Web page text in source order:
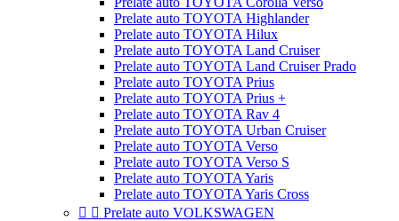
Prelate auto TOYOTA Highlander
Prelate auto TOYOTA Hilux
Prelate auto TOYOTA Land Cruiser
Prelate auto TOYOTA Land Cruiser Prado
Prelate auto TOYOTA Prius
Prelate auto TOYOTA Prius +
Prelate auto TOYOTA Rav 4
Prelate auto TOYOTA Urban Cruiser
Prelate auto TOYOTA Verso
Prelate auto TOYOTA Verso S
Prelate auto TOYOTA Yaris
Prelate auto TOYOTA Yaris Cross
  Prelate auto VOLKSWAGEN